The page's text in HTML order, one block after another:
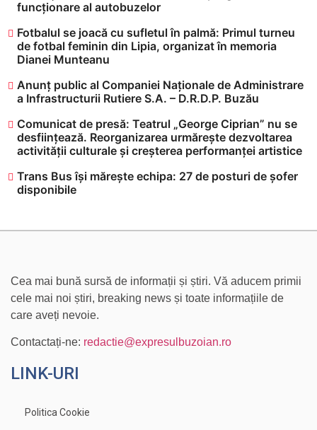
funcționare al autobuzelor
​Fotbalul se joacă cu sufletul în palmă: Primul turneu
de fotbal feminin din Lipia, organizat în memoria
Dianei Munteanu
Anunț public al Companiei Naționale de Administrare
a Infrastructurii Rutiere S.A. – D.R.D.P. Buzău
Comunicat de presă: Teatrul „George Ciprian” nu se
desființează. Reorganizarea urmărește dezvoltarea
activității culturale și creșterea performanței artistice
Trans Bus își mărește echipa: 27 de posturi de șofer
disponibile
Cea mai bună sursă de informații și știri. Vă aducem primii
cele mai noi știri, breaking news și toate informațiile de
care aveți nevoie.
Contactați-ne: redactie@expresulbuzoian.ro
LINK-URI
Politica Cookie